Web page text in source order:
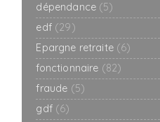
dépendance (5)
edf (29)
Epargne retraite (6)
fonctionnaire (82)
fraude (5)
gdf (6)